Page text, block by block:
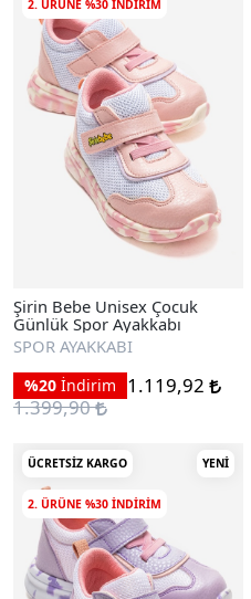
2. ÜRÜNE %30 INDIRIM
Şirin Bebe Unisex Çocuk
Günlük Spor Ayakkabı
SPOR AYAKKABI
%20 İndirim
1.119,92
1.399,90
ÜCRETSIZ KARGO YENI
2. ÜRÜNE %30 INDIRIM